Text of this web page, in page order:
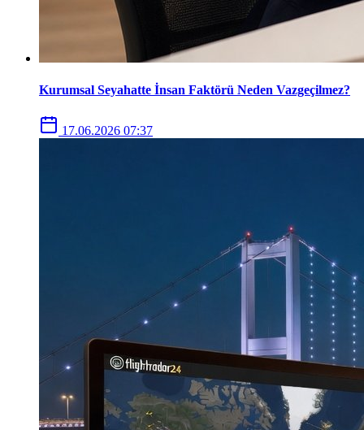
Kurumsal Seyahatte İnsan Faktörü Neden Vazgeçilmez?
17.06.2026 07:37